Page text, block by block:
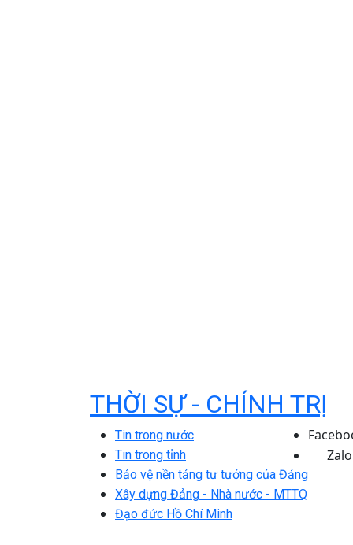
THỜI SỰ - CHÍNH TRỊ
Tin trong nước
Tin trong tỉnh
Bảo vệ nền tảng tư tưởng của Đảng
Xây dựng Đảng - Nhà nước - MTTQ
Đạo đức Hồ Chí Minh
Zalo